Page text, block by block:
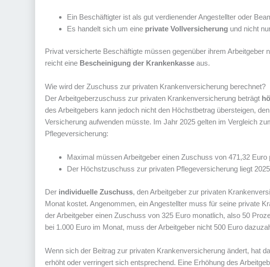
Ein Beschäftigter ist als gut verdienender Angestellter oder
Es handelt sich um eine private Vollversicherung und nicht
Privat versicherte Beschäftigte müssen gegenüber ihrem
reicht eine Bescheinigung der Krankenkasse aus.
Wie wird der Zuschuss zur privaten Krankenversicherung berechnet?
Der Arbeitgeberzuschuss zur privaten Krankenversicherung beträgt
des Arbeitgebers kann jedoch nicht den Höchstbetrag übersteigen,
Versicherung aufwenden müsste. Im Jahr 2025 gelten im Vergleich
Pflegeversicherung:
Maximal müssen Arbeitgeber einen Zuschuss von 471,32 Euro
Der Höchstzuschuss zur privaten Pflegeversicherung liegt
Der individuelle Zuschuss, den Arbeitgeber zur privaten
Monat kostet. Angenommen, ein Angestellter muss für seine private
der Arbeitgeber einen Zuschuss von 325 Euro monatlich, also 50
bei 1.000 Euro im Monat, muss der Arbeitgeber nicht 500 Euro
Wenn sich der Beitrag zur privaten Krankenversicherung ändert, hat
erhöht oder verringert sich entsprechend. Eine Erhöhung des